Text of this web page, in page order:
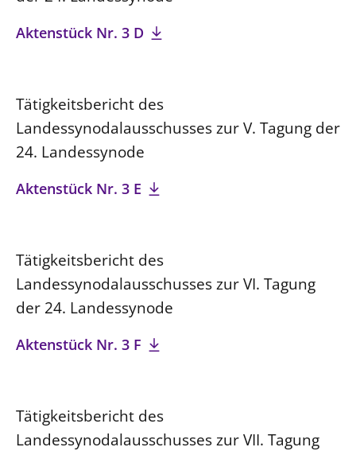
Aktenstück Nr. 3 D
Tätigkeitsbericht des
Landessynodalausschusses zur V. Tagung der
24. Landessynode
Aktenstück Nr. 3 E
Tätigkeitsbericht des
Landessynodalausschusses zur VI. Tagung
der 24. Landessynode
Aktenstück Nr. 3 F
Tätigkeitsbericht des
Landessynodalausschusses zur VII. Tagung